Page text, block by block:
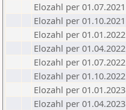
Elozahl per 01.07.2021
Elozahl per 01.10.2021
Elozahl per 01.01.2022
Elozahl per 01.04.2022
Elozahl per 01.07.2022
Elozahl per 01.10.2022
Elozahl per 01.01.2023
Elozahl per 01.04.2023